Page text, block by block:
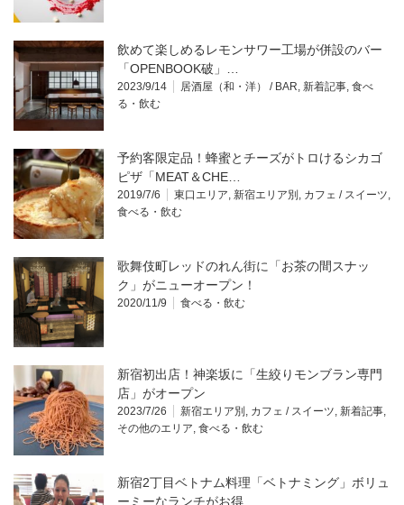
飲めて楽しめるレモンサワー工場が併設のバー
「OPENBOOK破」…
2023/9/14 居酒屋（和・洋） / BAR, 新着記事, 食べ
る・飲む
予約客限定品！蜂蜜とチーズがトロけるシカゴ
ピザ「MEAT＆CHE…
2019/7/6 東口エリア, 新宿エリア別, カフェ / スイーツ,
食べる・飲む
歌舞伎町レッドのれん街に「お茶の間スナッ
ク」がニューオープン！
2020/11/9 食べる・飲む
新宿初出店！神楽坂に「生絞りモンブラン専門
店」がオープン
2023/7/26 新宿エリア別, カフェ / スイーツ, 新着記事,
その他のエリア, 食べる・飲む
新宿2丁目ベトナム料理「ベトナミング」ボリュ
ーミーなランチがお得…